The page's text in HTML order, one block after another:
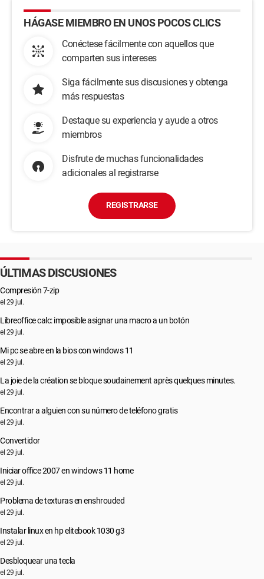
HÁGASE MIEMBRO EN UNOS POCOS CLICS
Conéctese fácilmente con aquellos que
comparten sus intereses
Siga fácilmente sus discusiones y obtenga
más respuestas
Destaque su experiencia y ayude a otros
miembros
Disfrute de muchas funcionalidades
adicionales al registrarse
REGISTRARSE
ÚLTIMAS DISCUSIONES
Compresión 7-zip
el 29 jul.
Libreoffice calc: imposible asignar una macro a un botón
el 29 jul.
Mi pc se abre en la bios con windows 11
el 29 jul.
La joie de la création se bloque soudainement après quelques minutes.
el 29 jul.
Encontrar a alguien con su número de teléfono gratis
el 29 jul.
Convertidor
el 29 jul.
Iniciar office 2007 en windows 11 home
el 29 jul.
Problema de texturas en enshrouded
el 29 jul.
Instalar linux en hp elitebook 1030 g3
el 29 jul.
Desbloquear una tecla
el 29 jul.